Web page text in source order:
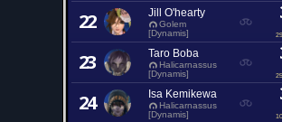
22 Jill O'hearty
Golem
[Dynamis]
23 Taro Boba
Halicarnassus
[Dynamis]
24 Isa Kemikewa
Halicarnassus
[Dynamis]